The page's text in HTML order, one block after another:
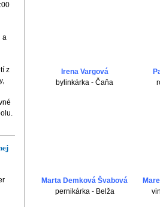
a
z
Irena Vargová
bylinkárka - Čaňa
Marta Demková Švabová
pernikárka - Belža